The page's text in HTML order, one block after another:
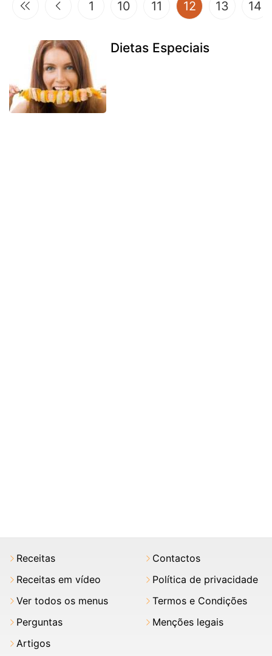
1 10 11 12(current)
13 14
Dietas Especiais
Receitas
Receitas em vídeo
Ver todos os menus
Perguntas
Artigos
Contactos
Política de privacidade
Termos e Condições
Menções legais